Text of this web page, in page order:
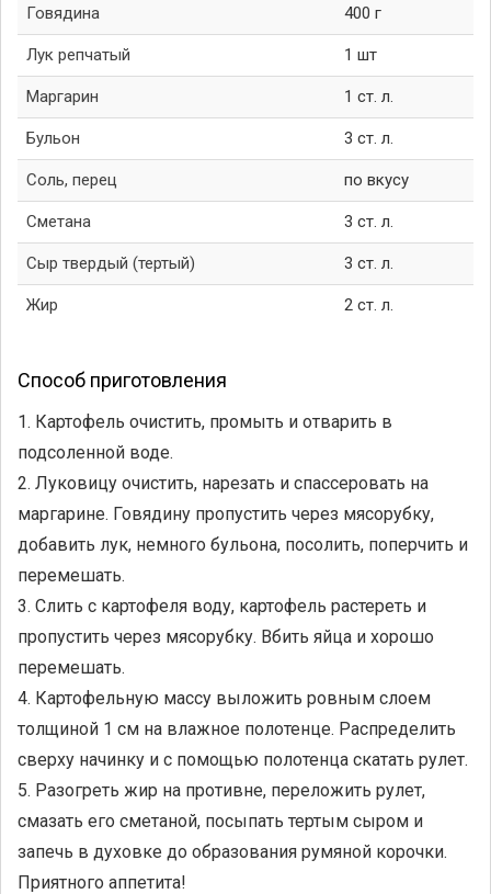
Говядина 400 г
Лук репчатый 1 шт
Маргарин 1 ст. л.
Бульон 3 ст. л.
Соль, перец по вкусу
Сметана 3 ст. л.
Сыр твердый (тертый) 3 ст. л.
Жир 2 ст. л.
Способ приготовления
1. Картофель очистить, промыть и отварить в
подсоленной воде.
2. Луковицу очистить, нарезать и спассеровать на
маргарине. Говядину пропустить через мясорубку,
добавить лук, немного бульона, посолить, поперчить и
перемешать.
3. Слить с картофеля воду, картофель растереть и
пропустить через мясорубку. Вбить яйца и хорошо
перемешать.
4. Картофельную массу выложить ровным слоем
толщиной 1 см на влажное полотенце. Распределить
сверху начинку и с помощью полотенца скатать рулет.
5. Разогреть жир на противне, переложить рулет,
смазать его сметаной, посыпать тертым сыром и
запечь в духовке до образования румяной корочки.
Приятного аппетита!